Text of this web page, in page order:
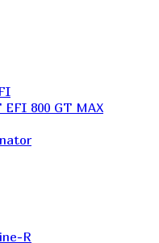
800 GT MAX
R